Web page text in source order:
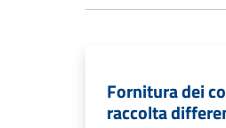
Fornitura dei
raccolta